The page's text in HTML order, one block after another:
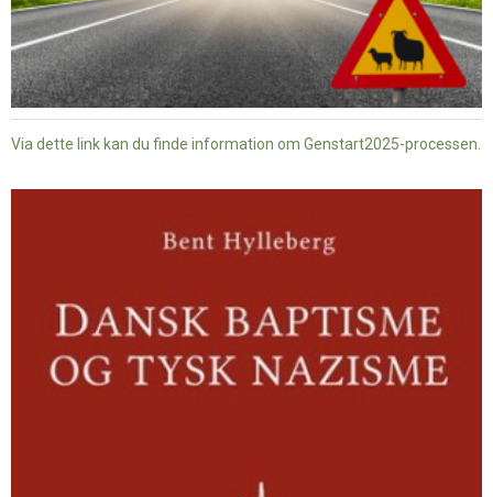
Via dette link kan du finde information om Genstart2025-processen.